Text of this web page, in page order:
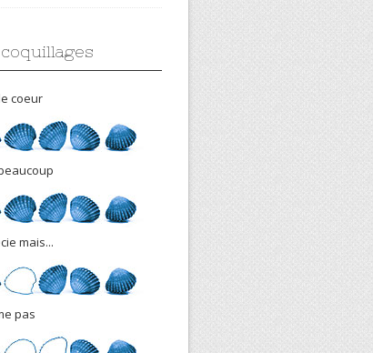
coeur
mais...
pas